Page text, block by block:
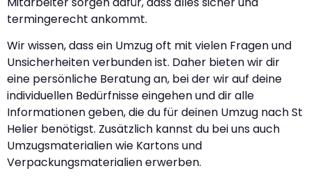
termingerecht ankommt.
Wir wissen, dass ein Umzug oft mit vielen Fragen und
Unsicherheiten verbunden ist. Daher bieten wir dir
eine persönliche Beratung an, bei der wir auf deine
individuellen Bedürfnisse eingehen und dir alle
Informationen geben, die du für deinen Umzug nach St
Helier benötigst. Zusätzlich kannst du bei uns auch
Umzugsmaterialien wie Kartons und
Verpackungsmaterialien erwerben.